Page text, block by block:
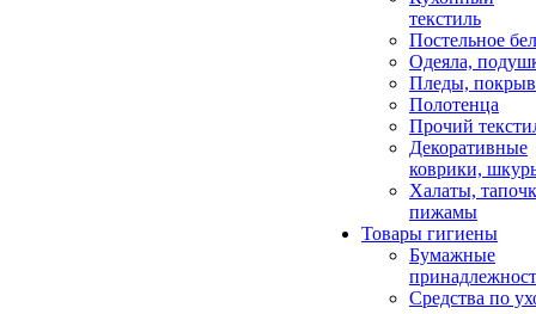
текстиль
Постельное
Одеяла,
Пледы,
Полотенца
Прочий
Декоративные
коврики,
Халаты,
пижамы
Товары гигиены
Бумажные
Средства по